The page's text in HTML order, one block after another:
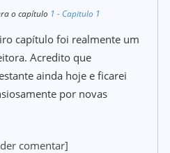
o capítulo 1 - Capitulo 1
capítulo foi realmente um
Acredito que
ainda hoje e ficarei
por novas
comentar]